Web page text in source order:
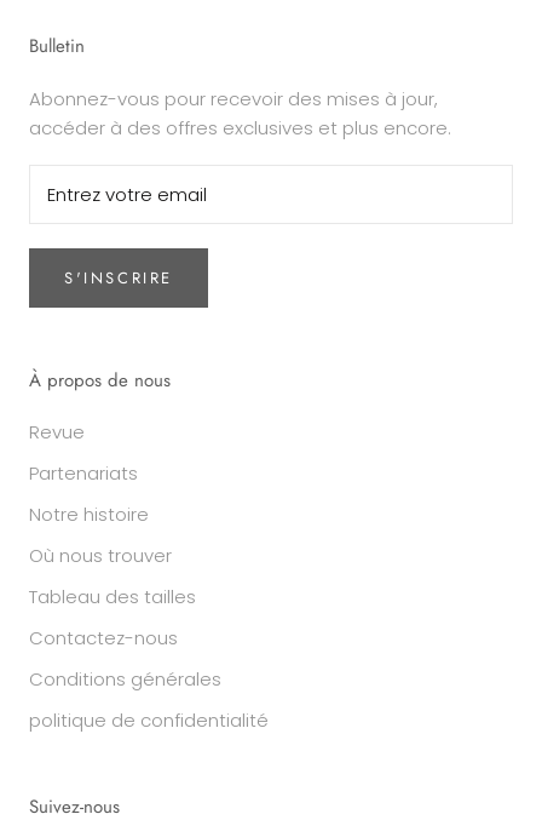
Bulletin
Abonnez-vous pour recevoir des mises à jour,
accéder à des offres exclusives et plus encore.
S'INSCRIRE
À propos de nous
Revue
Partenariats
Notre histoire
Où nous trouver
Tableau des tailles
Contactez-nous
Conditions générales
politique de confidentialité
Suivez-nous